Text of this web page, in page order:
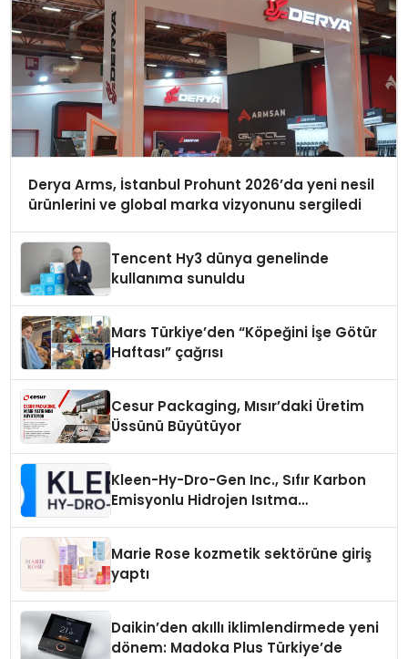
Derya Arms, İstanbul Prohunt 2026’da yeni nesil
ürünlerini ve global marka vizyonunu sergiledi
Tencent Hy3 dünya genelinde
kullanıma sunuldu
Mars Türkiye’den “Köpeğini İşe Götür
Haftası” çağrısı
Cesur Packaging, Mısır’daki Üretim
Üssünü Büyütüyor
Kleen-Hy-Dro-Gen Inc., Sıfır Karbon
Emisyonlu Hidrojen Isıtma
Marie Rose kozmetik sektörüne giriş
yaptı
Daikin’den akıllı iklimlendirmede yeni
dönem: Madoka Plus Türkiye’de